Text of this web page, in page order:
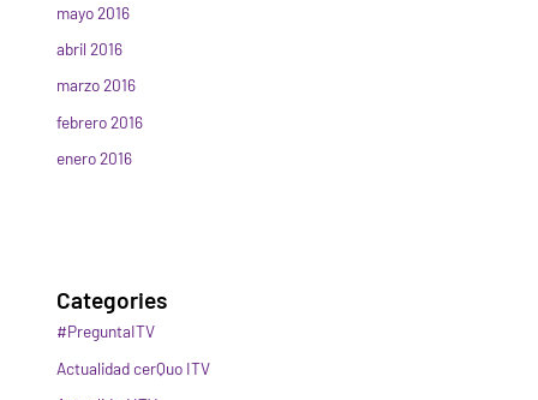
mayo 2016
abril 2016
marzo 2016
febrero 2016
enero 2016
Categories
#PreguntaITV
Actualidad cerQuo ITV